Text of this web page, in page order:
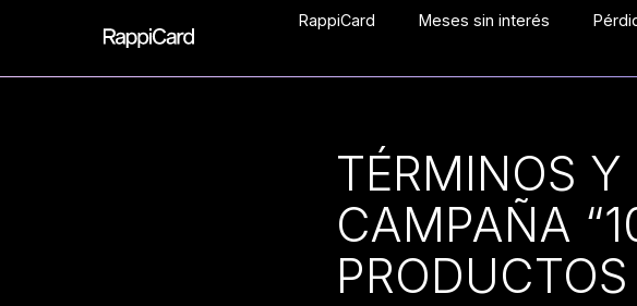
RappiCard Meses sin interés
TÉRMINOS
CAMPAÑA